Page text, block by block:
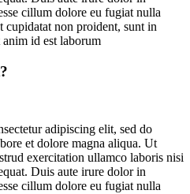
cillum dolore eu fugiat nulla
cupidatat non proident, sunt in
id est laborum
adipiscing elit, sed do
et dolore magna aliqua. Ut
exercitation ullamco laboris nisi
Duis aute irure dolor in
cillum dolore eu fugiat nulla